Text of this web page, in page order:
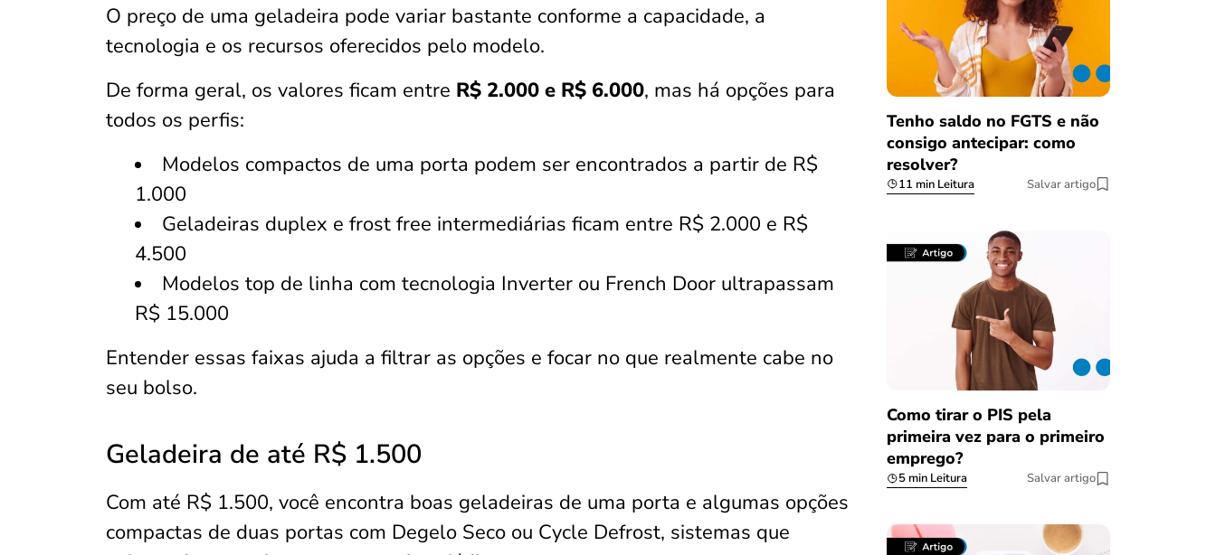
O preço de uma geladeira pode variar bastante conforme a capacidade, a
tecnologia e os recursos oferecidos pelo modelo.
De forma geral, os valores ficam entre R$ 2.000 e R$ 6.000, mas há opções para
todos os perfis:
Modelos compactos de uma porta podem ser encontrados a partir de R$
1.000
Geladeiras duplex e frost free intermediárias ficam entre R$ 2.000 e R$
4.500
Modelos top de linha com tecnologia Inverter ou French Door ultrapassam
R$ 15.000
Entender essas faixas ajuda a filtrar as opções e focar no que realmente cabe no
seu bolso.
Geladeira de até R$ 1.500
Com até R$ 1.500, você encontra boas geladeiras de uma porta e algumas opções
compactas de duas portas com Degelo Seco ou Cycle Defrost, sistemas que
Tenho saldo no FGTS e não
consigo antecipar: como
resolver?
11 min Leitura Salvar artigo
Como tirar o PIS pela
primeira vez para o primeiro
emprego?
5 min Leitura Salvar artigo